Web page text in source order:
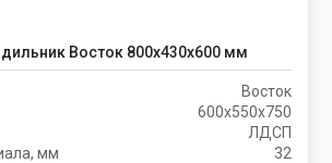
Восток 800х430х600 мм
Восток
600х550х750
ЛДСП
мм
32